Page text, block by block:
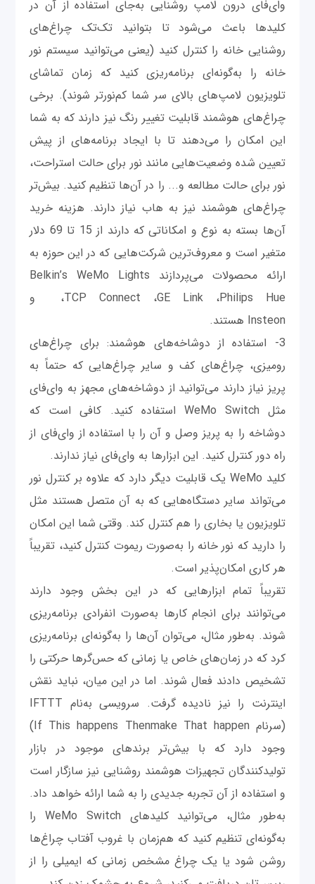
وای‌فای درون لامپ روشنایی به‌جای استفاده از آن در
کلیدها باعث می‌شود تا بتوانید تک‌تک چراغ‌های
روشنایی خانه را کنترل کنید (یعنی می‌توانید سیستم نور
خانه را به‌گونه‌ای برنامه‌ریزی کنید که زمان تماشای
تلویزیون لامپ‌های بالای سر شما کم‌نورتر شوند). برخی
چراغ‌های هوشمند قابلیت تغییر رنگ نیز دارند که به شما
این امکان را می‌دهند تا با ایجاد برنامه‌های از پیش
تعیین شده وضعیت‌هایی مانند نور برای حالت استراحت،
نور برای حالت مطالعه و... را در آن‌ها تنظیم کنید. بیش‌تر
چراغ‌های هوشمند نیز به هاب نیاز دارند. هزینه خرید
آن‌ها بسته به نوع و امکاناتی که دارند از 15 تا 69 دلار
متغیر است و معروف‌ترین شرکت‌هایی که در این حوزه به
ارائه محصولات می‌پردازند Belkin’s WeMo Lights
،TCP Connect ،GE Link ،Philips Hue و
Insteon هستند.
3- استفاده از دوشاخه‌های هوشمند: برای چراغ‌های
رومیزی، چراغ‌های کف و سایر چراغ‌هایی که حتماً به
پریز نیاز دارند می‌توانید از دوشاخه‌های مجهز به وای‌فای
مثل WeMo Switch استفاده کنید. کافی است که
دوشاخه را به پریز وصل و آن را با استفاده از وای‌فای از
راه دور کنترل کنید. این ابزارها به وای‌فای نیاز ندارند.
کلید WeMo یک قابلیت دیگر دارد که علاوه بر کنترل نور
می‌تواند سایر دستگاه‌هایی که به آن متصل هستند مثل
تلویزیون یا بخاری را هم کنترل کند. وقتی شما این امکان
را دارید که نور خانه را به‌صورت ریموت کنترل کنید، تقریباً
هر کاری امکان‌پذیر است.
تقریباً تمام ابزارهایی که در این بخش وجود دارند
می‌توانند برای انجام کارها به‌صورت انفرادی برنامه‌ریزی
شوند. به‌طور مثال، می‌توان آن‌ها را به‌گونه‌ای برنامه‌ریزی
کرد که در زمان‌های خاص یا زمانی که حس‌گرها حرکتی را
تشخیص دادند فعال شوند. اما در این میان، نباید نقش
اینترنت را نیز نادیده گرفت. سرویسی به‌نام IFTTT
(سرنام If This happens Thenmake That happen)
وجود دارد که با بیش‌تر برندهای موجود در بازار
تولیدکنندگان تجهیزات هوشمند روشنایی نیز سازگار است
و استفاده از آن تجربه جدیدی را به شما ارائه خواهد داد.
به‌طور مثال، می‌توانید کلیدهای WeMo Switch را
به‌گونه‌ای تنظیم کنید که هم‌زمان با غروب آفتاب چراغ‌ها
روشن شود یا یک چراغ مشخص زمانی که ایمیلی را از